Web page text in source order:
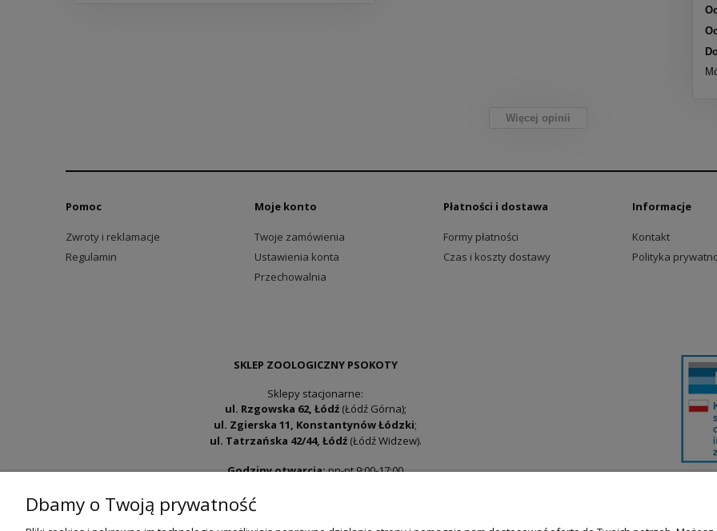
Więcej opinii
Pomoc
Zwroty i reklamacje
Regulamin
Moje konto
Twoje zamówienia
Ustawienia konta
Przechowalnia
Płatności i dostawa
Formy płatności
Czas i koszty dostawy
Informacje
Kontakt
Polityka
SKLEP ZOOLOGICZNY PSOKOTY
Sklepy stacjonarne:
ul. Rzgowska 62, Łódź(Łódź Górna);
ul. Zgierska 11, Konstantynów Łódzki;
ul. Tatrzańska 42/44, Łódź(Łódź Widzew).
Godziny otwarcia:pn-pt 9:00-17:00
Dbamy o Twoją prywatność